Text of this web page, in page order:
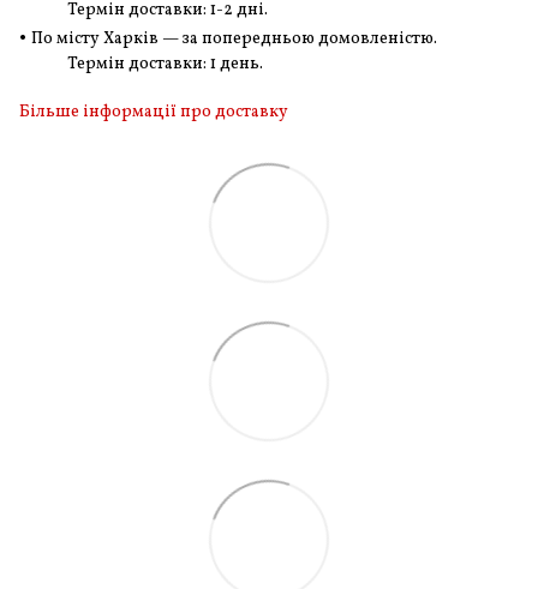
Термін доставки: 1-2 дні.
• По місту Харків — за попередньою домовленістю.
Термін доставки: 1 день.
Більше інформації про доставку